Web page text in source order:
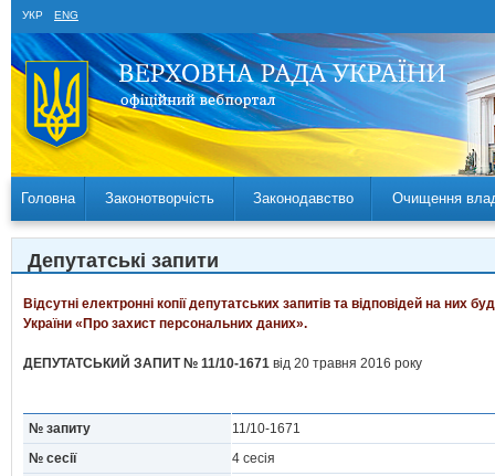
УКР ENG
Головна Законотворчість Законодавство Очищення
Депутатські запити
Відсутні електронні копії депутатських запитів та відповідей на
України «Про захист персональних даних».
ДЕПУТАТСЬКИЙ ЗАПИТ № 11/10-1671 від 20 травня 2016 року
№ запиту
11/10-1671
№ сесії
4 сесія